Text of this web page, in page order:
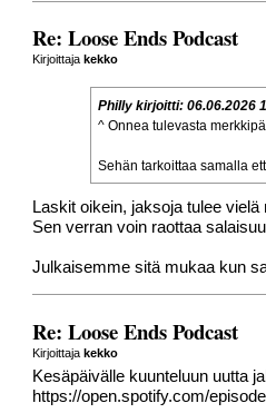
Re: Loose Ends Podcast
Kirjoittaja kekko
Phillykirjoitti: 06.06.2026
^ Onnea tulevasta
Sehän tarkoittaa samalla
Laskit oikein, jaksoja tulee
Sen verran voin raottaa
Julkaisemme sitä mukaa kun
Re: Loose Ends Podcast
Kirjoittajakekko
Kesäpäivälle kuunteluun uutta
https://open.spotify.com/